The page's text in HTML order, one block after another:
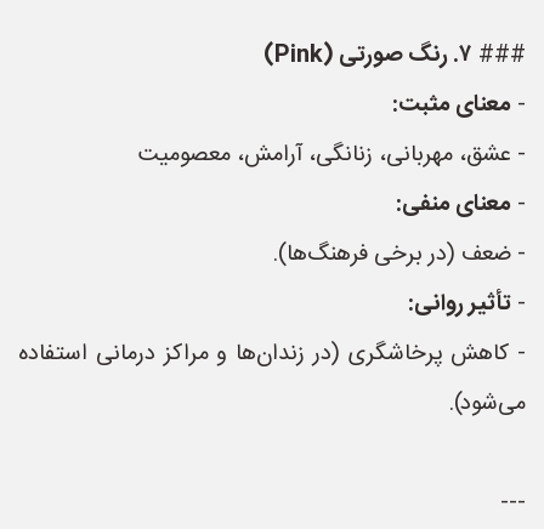
### ۷. رنگ صورتی (Pink)
- معنای مثبت:
- عشق، مهربانی، زنانگی، آرامش، معصومیت
- معنای منفی:
- ضعف (در برخی فرهنگ‌ها).
- تأثیر روانی:
- کاهش پرخاشگری (در زندان‌ها و مراکز درمانی استفاده
می‌شود).
---